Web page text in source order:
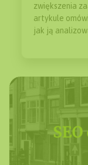
zwiększenia
artykule
jak ją